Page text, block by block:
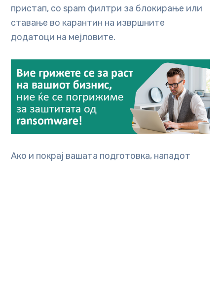
пристап, со spam филтри за блокирање или
ставање во карантин на извршните
додатоци на мејловите.
Ако и покрај вашата подготовка, нападот